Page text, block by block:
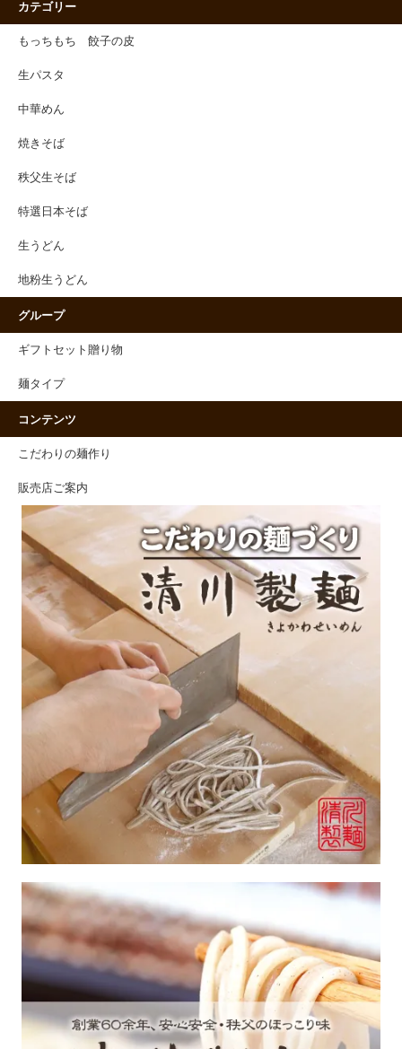
カテゴリー
もっちもち 餃子の皮
生パスタ
中華めん
焼きそば
秩父生そば
特選日本そば
生うどん
地粉生うどん
グループ
ギフトセット贈り物
麺タイプ
コンテンツ
こだわりの麺作り
販売店ご案内